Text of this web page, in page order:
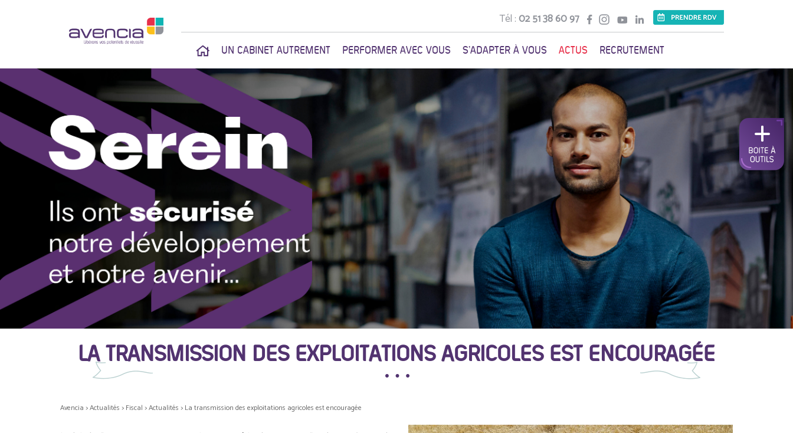
Tél :02 51 38 60 97
UN CABINET AUTREMENT PERFORMER AVEC VOUS S'ADAPTER À VOUS ACTUS RECRUTEMENT
LA TRANSMISSION DES EXPLOITATIONS AGRICOLES EST ENCOURAGÉE
Avencia >Actualités > Fiscal >Actualités > La transmission des exploitations agricoles est encouragée